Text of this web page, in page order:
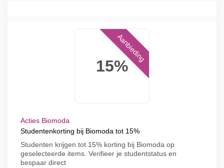
15%
Aanbieding
Acties Biomoda
Studentenkorting bij Biomoda tot 15%
Studenten krijgen tot 15% korting bij Biomoda op
geselecteerde items. Verifieer je studentstatus en
bespaar direct